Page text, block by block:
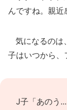
んですね。親近
気になるのは
子はいつから、
J子「あのう